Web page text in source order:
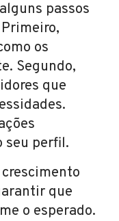
passos
os
Segundo,
que
seu perfil.
que
o esperado.